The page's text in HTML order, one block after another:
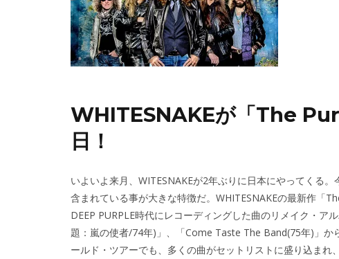
WHITESNAKEが「The
日！
いよいよ来月、WITESNAKEが2年ぶりに日本にやってくる
含まれている事が大きな特徴だ。WHITESNAKEの最新作「
DEEP PURPLE時代にレコーディングした曲のリメイク・
題：嵐の使者/74年)」、「Come Taste The Band(75年)」か
ールド・ツアーでも、多くの曲がセットリストに盛り込ま